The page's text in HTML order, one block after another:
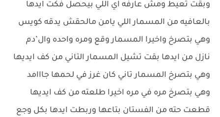
وبقت تعيط ومش عارفه اي اللي بيحصل فكت ايدها
بالعافيه من المسمار اللي يامن مالحقش يدقه كويس
وهي بتصرخ واخيرا المسمار وقع ومره واحده وال’دم
نازل من ايدها بقت تشيل المسمار التاني من كف ايديها
وهي بتصرخ المسمار تاني كان غرز في لحمها جااامد
وهي بتصرخ مره في مره اخيرا طلعته من كف ايديها
قطعت حته من الفستان بتاعها وربطت ايدها بكل وجع